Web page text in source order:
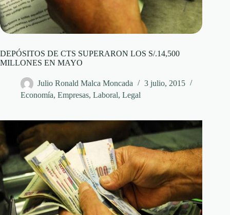
DEPÓSITOS DE CTS SUPERARON LOS S/.14,500
MILLONES EN MAYO
Julio Ronald Malca Moncada
3 julio, 2015
Economía, Empresas, Laboral, Legal